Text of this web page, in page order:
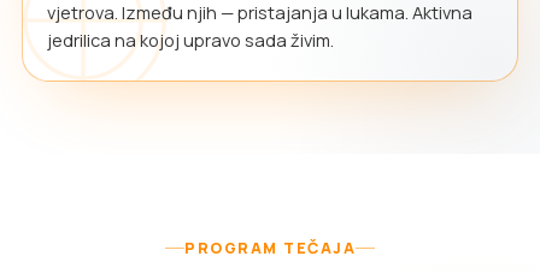
vjetrova. Između njih — pristajanja u lukama. Aktivna
jedrilica na kojoj upravo sada živim.
PROGRAM TEČAJA